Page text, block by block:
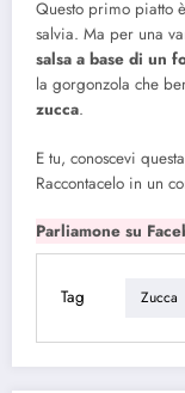
Questo primo piatto
salvia. Ma per una
salsa a base di un
la gorgonzola che
zucca.
E tu, conoscevi
Raccontacelo in un
Parliamone su
Tag Zucca